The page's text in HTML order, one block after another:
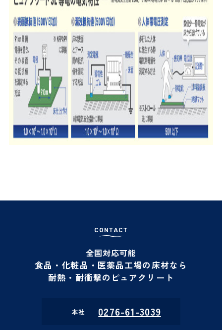
C O N TACT
全国対応可能
食品・化粧品・医薬品工場の床材なら
耐熱・耐衝撃のピュアクリート
本社 0276-61-3039